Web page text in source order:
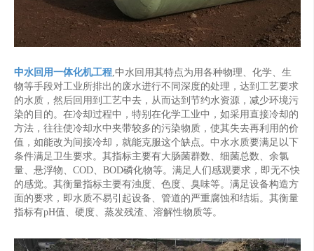
中水回用一体化机工程,中水回用其特点为用各种物理、化学、生
物等手段对工业所排出的废水进行不同深度的处理，达到工艺要求
的水质，然后回用到工艺中去，从而达到节约水资源，减少环境污
染的目的。在冷却过程中，特别在化学工业中，如采用直接冷却的
方法，往往使冷却水中夹带较多的污染物质，使其失去再利用的价
值，如能改为间接冷却，就能克服这个缺点。中水水质要满足以下
条件满足卫生要求。其指标主要有大肠菌群数、细菌总数、余氯
量、悬浮物、COD、BOD磷化物等。满足人们感观要求，即无不快
的感觉。其衡量指标主要有浊度、色度、臭味等。满足设备构造方
面的要求，即水质不易引起设备、管道的严重腐蚀和结垢。其衡量
指标有pH值、硬度、蒸发残渣、溶解性物质等。